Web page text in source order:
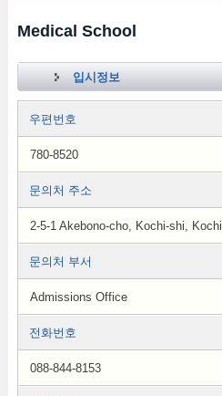
Medical School
입시정보
우편번호
780-8520
문의처 주소
2-5-1 Akebono-cho, Kochi-shi, Kochi
문의처 부서
Admissions Office
전화번호
088-844-8153